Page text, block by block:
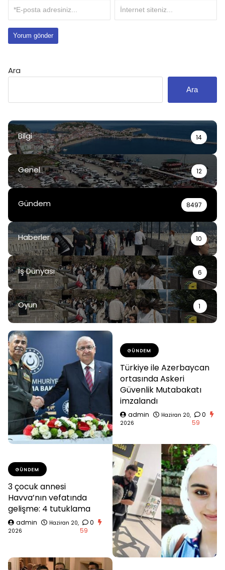
Ara
Ara
Bilgi 14
Genel 12
Gündem 8497
Haberler 10
İş Dünyası 6
Oyun 1
GÜNDEM
Türkiye ile Azerbaycan
ortasında Askeri
Güvenlik Mutabakatı
imzalandı
admin
Haziran 20,
2026
0
59
GÜNDEM
3 çocuk annesi
Havva’nın vefatında
gelişme: 4 tutuklama
admin
Haziran 20,
2026
0
59